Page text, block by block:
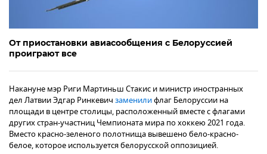
От приостановки авиасообщения с Белоруссией
проиграют все
Накануне мэр Риги Мартиньш Стакис и министр иностранных
дел Латвии Эдгар Ринкевич заменилифлаг Белоруссии на
площади в центре столицы, расположенный вместе с флагами
других стран-участниц Чемпионата мира по хоккею 2021 года.
Вместо красно-зеленого полотнища вывешено бело-красно-
белое, которое используется белорусской оппозицией.